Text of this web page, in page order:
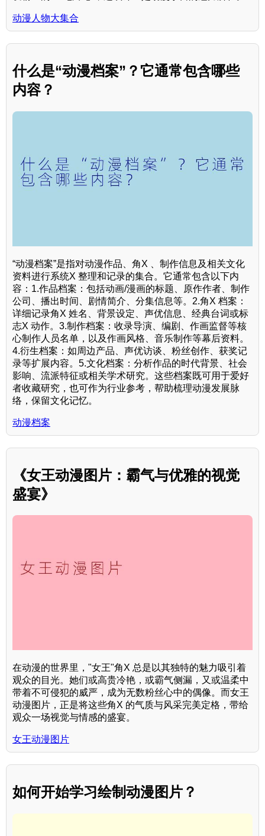
动漫人物大集合
什么是“动漫档案”？它通常包含哪些
内容？
“动漫档案”是指对动漫作品、角X 、制作信息及相关文化
资料进行系统X 整理和记录的集合。它通常包含以下内
容：1.作品档案：包括动画/漫画的标题、原作作者、制作
公司、播出时间、剧情简介、分集信息等。2.角X 档案：
详细记录角X 姓名、背景设定、声优信息、经典台词或标
志X 动作。3.制作档案：收录导演、编剧、作画监督等核
心制作人员名单，以及作画风格、音乐制作等幕后资料。
4.衍生档案：如周边产品、声优访谈、粉丝创作、获奖记
录等扩展内容。5.文化档案：分析作品的时代背景、社会
影响、流派特征或相关学术研究。这些档案既可用于爱好
者收藏研究，也可作为行业参考，帮助梳理动漫发展脉
络，保留文化记忆。
动漫档案
《女王动漫图片：霸气与优雅的视觉
盛宴》
在动漫的世界里，"女王"角X 总是以其独特的魅力吸引着
观众的目光。她们或高贵冷艳，或霸气侧漏，又或温柔中
带着不可侵犯的威严，成为无数粉丝心中的偶像。而女王
动漫图片，正是将这些角X 的气质与风采完美定格，带给
观众一场视觉与情感的盛宴。
女王动漫图片
如何开始学习绘制动漫图片？